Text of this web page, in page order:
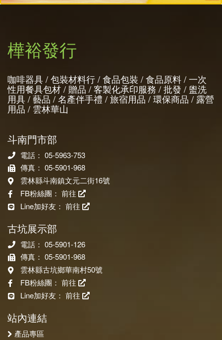
樺裕發行
咖啡器具 / 包裝材料行 / 食品包裝 / 食品原料 / 一次
性用餐具包材 / 贈品 / 客製化承印服務 / 批發 / 盥洗
用具 / 藝品 / 名產伴手禮 / 旅宿用品 / 環保商品 / 露營
用品 / 雲林華山
斗南門市部
電話： 05-5963-753
傳真： 05-5901-968
雲林縣斗南鎮文元二街16號
FB粉絲團： 前往
Line加好友： 前往
古坑展示部
電話： 05-5901-126
傳真： 05-5901-968
雲林縣古坑鄉華南村50號
FB粉絲團： 前往
Line加好友： 前往
站內連結
產品專區